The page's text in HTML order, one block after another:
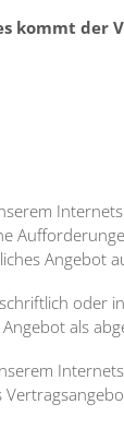
kommt der
Angebot
oder
als